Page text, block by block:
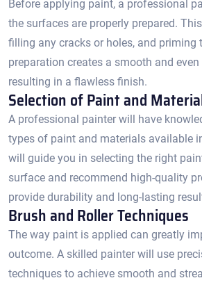
Before applying paint, a professional
the surfaces are properly prepared.​
filling any cracks or holes, and priming
preparation creates a smooth and
resulting in a flawless finish.​
Selection of Paint and
A professional painter will have
types of paint and materials available
will guide you in selecting the right
surface and recommend high-quality
provide durability and long-lasting
Brush and Roller Techniques
The way paint is applied can greatly
outcome.​ A skilled painter will use
techniques to achieve smooth and